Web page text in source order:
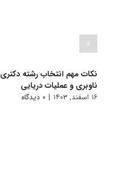
نکات مهم انتخاب رشته دکتری
ناوبری و عملیات دریایی
۱۶ اسفند, ۱۴۰۳ | ۰ دیدگاه